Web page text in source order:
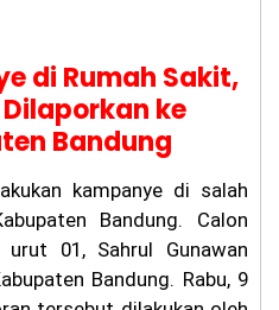
Ag
it
Pr
at
m
a
di
Ci
ju
di Rumah Sakit,
ke
Bandung
kampanye di salah
Bandung. Calon
01, Sahrul Gunawan
Bandung. Rabu, 9